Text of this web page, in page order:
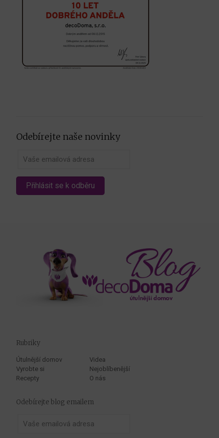
Odebírejte naše novinky
Rubriky
Útulnější domov
Vyrobte si
Recepty
Videa
Nejoblíbenější
O nás
Odebírejte blog emailem